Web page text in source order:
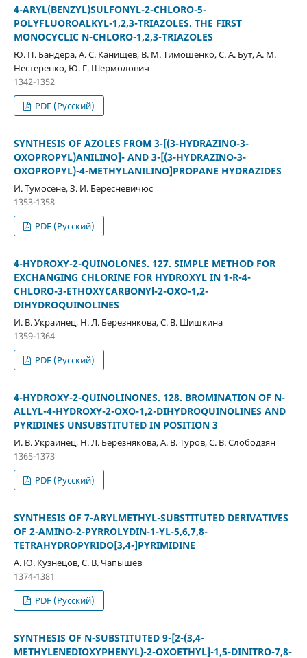
4-ARYL(BENZYL)SULFONYL-2-CHLORO-5-
POLYFLUOROALKYL-1,2,3-TRIAZOLES. THE FIRST
MONOCYCLIC N-CHLORO-1,2,3-TRIAZOLES
Ю. П. Бандера, А. С. Канищев, В. М. Тимошенко, С. А. Бут, А. М.
Нестеренко, Ю. Г. Шермолович
1342-1352
PDF (Русский)
SYNTHESIS OF AZOLES FROM 3-[(3-HYDRAZINO-3-
OXOPROPYL)ANILINO]- AND 3-[(3-HYDRAZINO-3-
OXOPROPYL)-4-METHYLANILINO]PROPANE HYDRAZIDES
И. Тумосене, З. И. Бересневичюс
1353-1358
PDF (Русский)
4-HYDROXY-2-QUINOLONES. 127. SIMPLE METHOD FOR
EXCHANGING CHLORINE FOR HYDROXYL IN 1-R-4-
CHLORO-3-ETHOXYCARBONYl-2-OXO-1,2-
DIHYDROQUINOLINES
И. В. Украинец, Н. Л. Березнякова, С. В. Шишкина
1359-1364
PDF (Русский)
4-HYDROXY-2-QUINOLINONES. 128. BROMINATION OF N-
ALLYL-4-HYDROXY-2-OXO-1,2-DIHYDROQUINOLINES AND
PYRIDINES UNSUBSTITUTED IN POSITION 3
И. В. Украинец, Н. Л. Березнякова, А. В. Туров, С. В. Слободзян
1365-1373
PDF (Русский)
SYNTHESIS OF 7-ARYLMETHYL-SUBSTITUTED DERIVATIVES
OF 2-AMINO-2-PYRROLYDIN-1-YL-5,6,7,8-
TETRAHYDROPYRIDO[3,4-]PYRIMIDINE
А. Ю. Кузнецов, С. В. Чапышев
1374-1381
PDF (Русский)
SYNTHESIS OF N-SUBSTITUTED 9-[2-(3,4-
METHYLENEDIOXYPHENYL)-2-OXOETHYL]-1,5-DINITRO-7,8-